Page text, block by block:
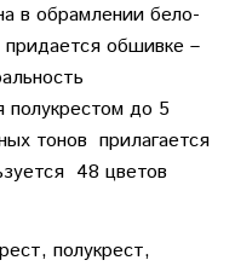
в обрамлении бело-
обшивке –
до 5
тонов прилагается
48 цветов
полукрест,